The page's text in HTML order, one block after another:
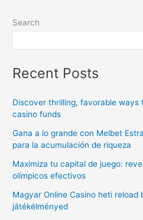
Search
Recent Posts
Discover thrilling, favorable ways
casino funds
Gana a lo grande con Melbet
para la acumulación de riqueza
Maximiza tu capital de juego:
olímpicos efectivos
Magyar Online Casino heti reload
játékélményed